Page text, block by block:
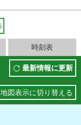
時刻表
最新情報に更新
地図表示に切り替える